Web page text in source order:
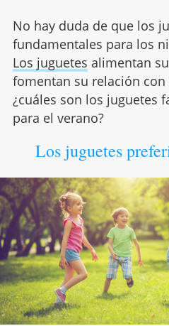
No hay duda de que los
fundamentales para los
Los juguetes alimentan
fomentan su relación con
¿cuáles son los juguetes
para el verano?
Los juguetes